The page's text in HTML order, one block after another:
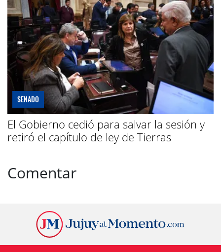
SENADO
El Gobierno cedió para salvar la sesión y
retiró el capítulo de ley de Tierras
Comentar